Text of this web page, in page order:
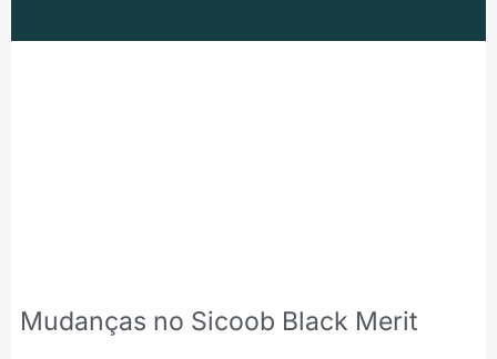
Mudanças no Sicoob Black Merit